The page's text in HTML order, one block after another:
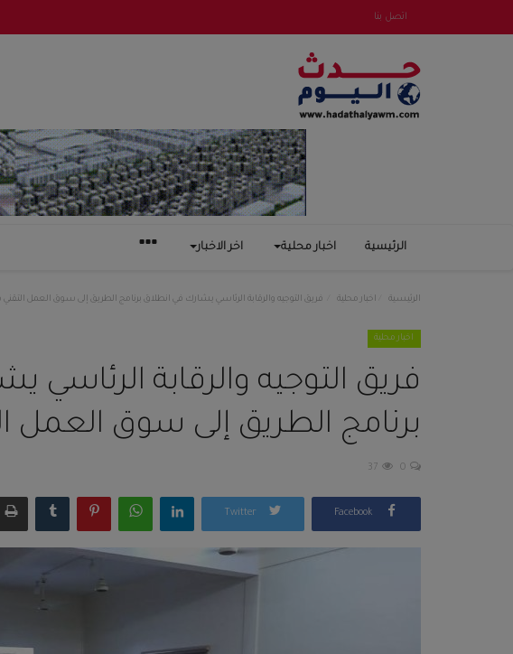
اتصل بنا
الرئيسية اخبار محلية اخر الاخبار
الرئيسية اخبار محلية فريق التوجيه والرقابة الرئاسي يشارك في انطلاق برنامج الطريق إلى سوق العمل
اخبار محلية
فريق التوجيه والرقابة الرئاسي
برنامج الطريق إلى سوق
0
37
Facebook
Twitter